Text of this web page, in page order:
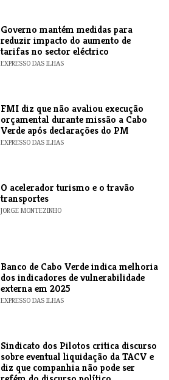
Governo mantém medidas para
reduzir impacto do aumento de
tarifas no sector eléctrico
EXPRESSO DAS ILHAS
FMI diz que não avaliou execução
orçamental durante missão a Cabo
Verde após declarações do PM
EXPRESSO DAS ILHAS
O acelerador turismo e o travão
transportes
JORGE MONTEZINHO
Banco de Cabo Verde indica melhoria
dos indicadores de vulnerabilidade
externa em 2025
EXPRESSO DAS ILHAS
Sindicato dos Pilotos critica discurso
sobre eventual liquidação da TACV e
diz que companhia não pode ser